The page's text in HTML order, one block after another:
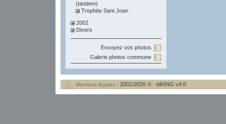
(tandem)
Trophée Sant Joan
2002
Divers
Envoyez vos photos
Galerie photos commune
Mentions légales - 2001/2026 © - biKING v4.0